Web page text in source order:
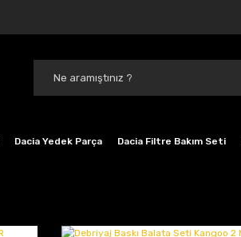
Dacia Yedek Parça Dacia Filtre Bakım Seti